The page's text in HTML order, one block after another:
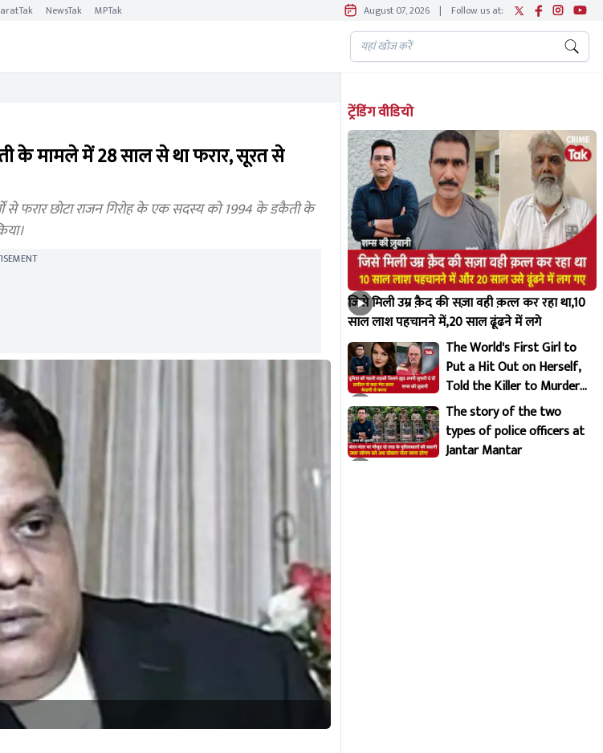
NewsTak MPTak August 07, 2026 | Follow us at:
के मामले में 28 साल से था फरार, सूरत से
फरार छोटा राजन गिरोह के एक सदस्य को 1994 के डकैती के
ट्रेंडिंग वीडियो
जिसे मिली उम्र क़ैद की सज़ा वही क़त्ल कर रहा था,10
साल लाश पहचानने में,20 साल ढूंढने में लगे
The World's First Girl to
Put a Hit Out on Herself,
Told the Killer to Murder
Her Brutally
The story of the two
types of police officers at
Jantar Mantar